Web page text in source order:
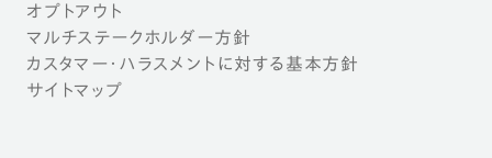
オプトアウト
マルチステークホルダー方針
カスタマー・ハラスメントに対する基本方針
サイトマップ